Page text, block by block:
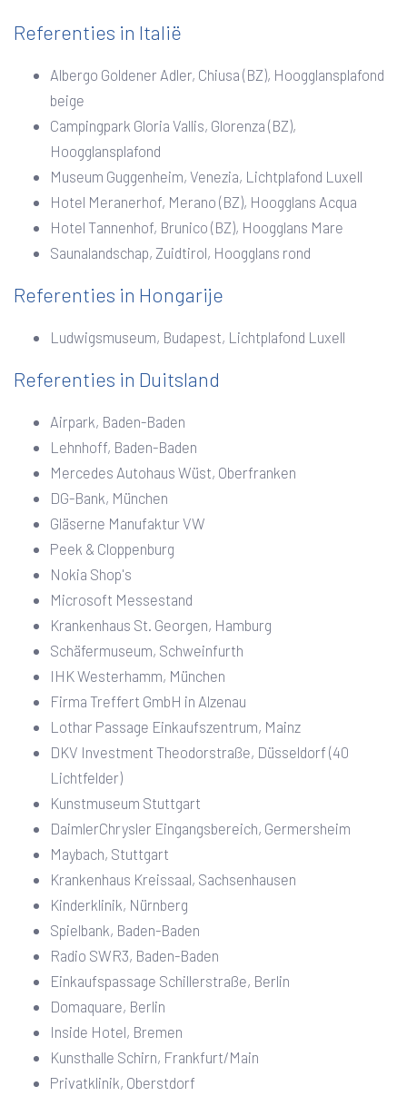
Referenties in Italië
Albergo Goldener Adler, Chiusa (BZ), Hoogglansplafond
beige
Campingpark Gloria Vallis, Glorenza (BZ),
Hoogglansplafond
Museum Guggenheim, Venezia, Lichtplafond Luxell
Hotel Meranerhof, Merano (BZ), Hoogglans Acqua
Hotel Tannenhof, Brunico (BZ), Hoogglans Mare
Saunalandschap, Zuidtirol, Hoogglans rond
Referenties in Hongarije
Ludwigsmuseum, Budapest, Lichtplafond Luxell
Referenties in Duitsland
Airpark, Baden-Baden
Lehnhoff, Baden-Baden
Mercedes Autohaus Wüst, Oberfranken
DG-Bank, München
Gläserne Manufaktur VW
Peek & Cloppenburg
Nokia Shop's
Microsoft Messestand
Krankenhaus St. Georgen, Hamburg
Schäfermuseum, Schweinfurth
IHK Westerhamm, München
Firma Treffert GmbH in Alzenau
Lothar Passage Einkaufszentrum, Mainz
DKV Investment Theodorstraße, Düsseldorf (40
Lichtfelder)
Kunstmuseum Stuttgart
DaimlerChrysler Eingangsbereich, Germersheim
Maybach, Stuttgart
Krankenhaus Kreissaal, Sachsenhausen
Kinderklinik, Nürnberg
Spielbank, Baden-Baden
Radio SWR3, Baden-Baden
Einkaufspassage Schillerstraße, Berlin
Domaquare, Berlin
Inside Hotel, Bremen
Kunsthalle Schirn, Frankfurt/Main
Privatklinik, Oberstdorf